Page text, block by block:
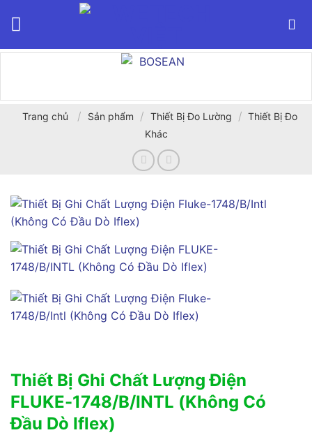
Trang chủ / Sản phẩm / Thiết Bị Đo Lường / Thiết Bị Đo
Khác
Thiết Bị Ghi Chất Lượng Điện
FLUKE-1748/B/INTL (Không Có
Đầu Dò Iflex)